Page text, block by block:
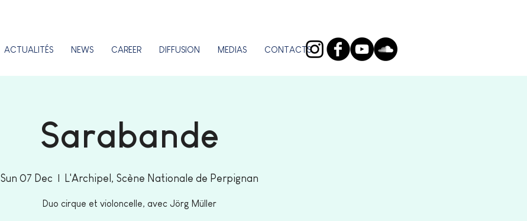
ACTUALITÉS NEWS CAREER DIFFUSION MEDIAS CONTACTS
Sarabande
Sun 07 Dec L'Archipel, Scène Nationale de Perpignan
Duo cirque et violoncelle, avec Jörg Müller